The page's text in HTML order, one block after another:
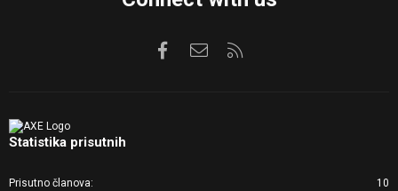
FacebookKontaktirajte nas
Statistika prisutnih
Prisutno članova 10